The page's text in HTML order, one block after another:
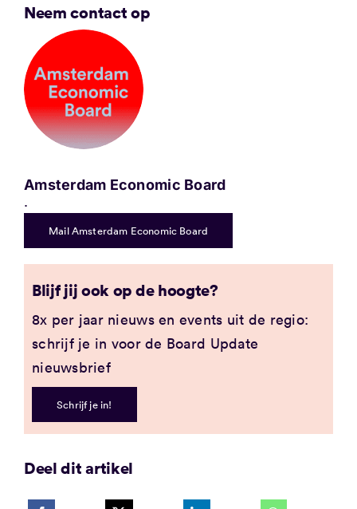
Neem contact op
Amsterdam Economic Board
.
Mail Amsterdam Economic Board
Blijf jij ook op de hoogte?
8x per jaar nieuws en events uit de regio:
schrijf je in voor de Board Update
nieuwsbrief
Schrijf je in!
Deel dit artikel